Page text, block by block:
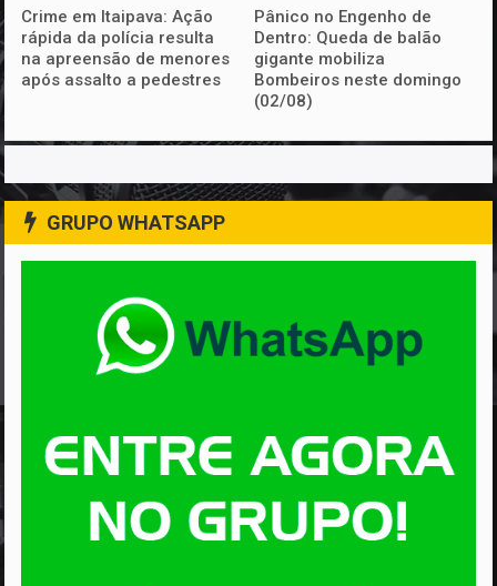
Crime em Itaipava: Ação
rápida da polícia resulta
na apreensão de menores
após assalto a pedestres
Pânico no Engenho de
Dentro: Queda de balão
gigante mobiliza
Bombeiros neste domingo
(02/08)
GRUPO WHATSAPP